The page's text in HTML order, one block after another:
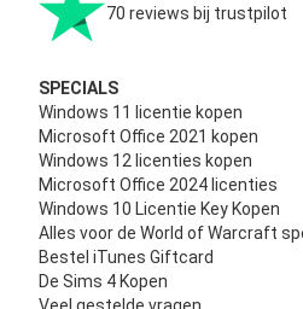
70 reviews bij trustpilot
SPECIALS
Windows 11 licentie kopen
Microsoft Office 2021 kopen
Windows 12 licenties kopen
Microsoft Office 2024 licenties
Windows 10 Licentie Key Kopen
Alles voor de World of Warcraft
Bestel iTunes Giftcard
De Sims 4 Kopen